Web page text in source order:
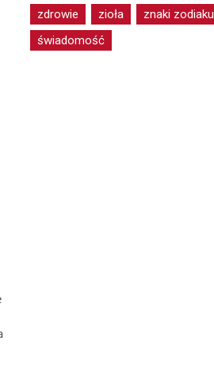
zdrowie
zioła
znaki zodiaku
świadomość